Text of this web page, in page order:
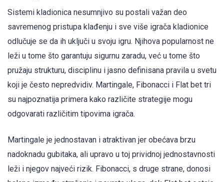
Sistemi kladionica nesumnjivo su postali važan deo
savremenog pristupa klađenju i sve više igrača kladionice
odlučuje se da ih uključi u svoju igru. Njihova popularnost ne
leži u tome što garantuju sigurnu zaradu, već u tome što
pružaju strukturu, disciplinu i jasno definisana pravila u svetu
koji je često nepredvidiv. Martingale, Fibonacci i Flat bet tri
su najpoznatija primera kako različite strategije mogu
odgovarati različitim tipovima igrača.
Martingale je jednostavan i atraktivan jer obećava brzu
nadoknadu gubitaka, ali upravo u toj prividnoj jednostavnosti
leži i njegov najveći rizik. Fibonacci, s druge strane, donosi